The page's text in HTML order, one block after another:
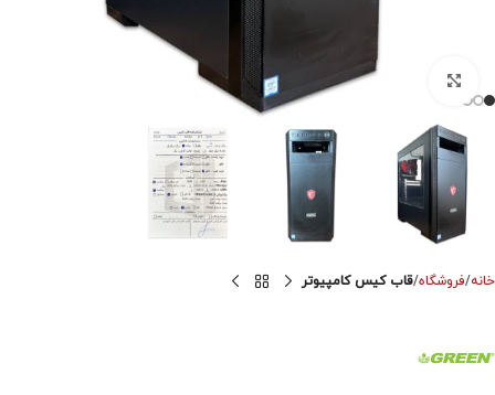
برای بزرگنمایی کلیک کنید
خانه فروشگاه قاب کیس کامپیوتر